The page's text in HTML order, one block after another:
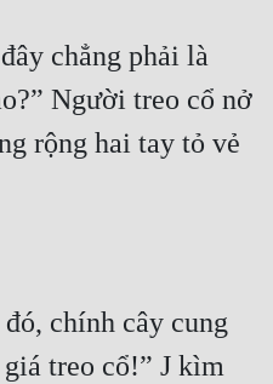
chẳng phải là
Người treo cổ nở
rộng hai tay tỏ vẻ
chính cây cung
treo cổ!” J kìm